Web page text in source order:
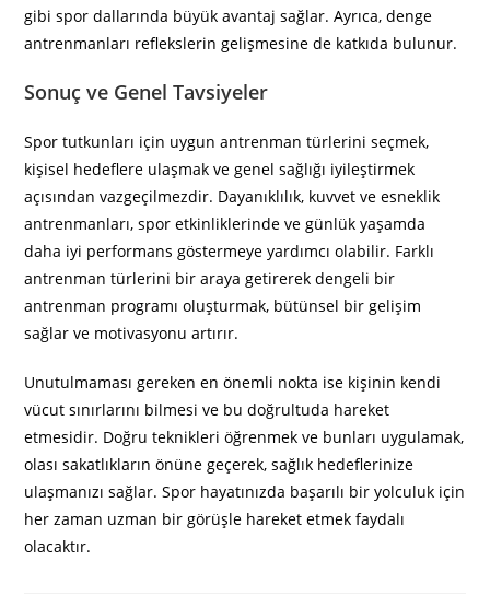
gibi spor dallarında büyük avantaj sağlar. Ayrıca, denge
antrenmanları reflekslerin gelişmesine de katkıda bulunur.
Sonuç ve Genel Tavsiyeler
Spor tutkunları için uygun antrenman türlerini seçmek,
kişisel hedeflere ulaşmak ve genel sağlığı iyileştirmek
açısından vazgeçilmezdir. Dayanıklılık, kuvvet ve esneklik
antrenmanları, spor etkinliklerinde ve günlük yaşamda
daha iyi performans göstermeye yardımcı olabilir. Farklı
antrenman türlerini bir araya getirerek dengeli bir
antrenman programı oluşturmak, bütünsel bir gelişim
sağlar ve motivasyonu artırır.
Unutulmaması gereken en önemli nokta ise kişinin kendi
vücut sınırlarını bilmesi ve bu doğrultuda hareket
etmesidir. Doğru teknikleri öğrenmek ve bunları uygulamak,
olası sakatlıkların önüne geçerek, sağlık hedeflerinize
ulaşmanızı sağlar. Spor hayatınızda başarılı bir yolculuk için
her zaman uzman bir görüşle hareket etmek faydalı
olacaktır.